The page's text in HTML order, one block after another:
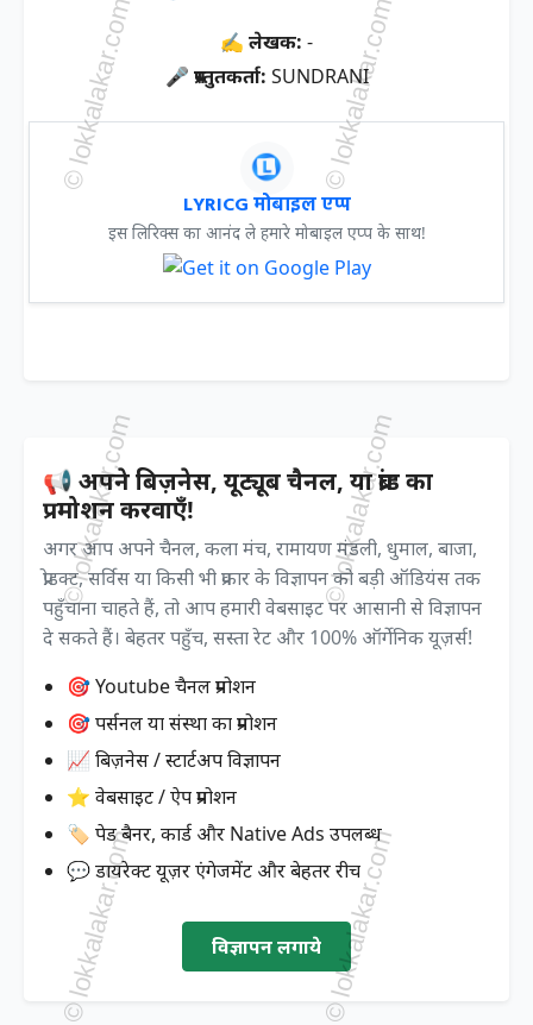
✍ लेखक: -
🎤 प्रस्तुतकर्ता: SUNDRANI
LYRICG मोबाइल एप्प
इस लिरिक्स का आनंद ले हमारे मोबाइल एप्प के साथ!
📢 अपने बिज़नेस, यूट्यूब चैनल, या ब्रांड का
प्रमोशन करवाएँ!
अगर आप अपने चैनल, कला मंच, रामायण मंडली, धुमाल, बाजा,
प्रोडक्ट, सर्विस या किसी भी प्रकार के विज्ञापन को बड़ी ऑडियंस तक
पहुँचाना चाहते हैं, तो आप हमारी वेबसाइट पर आसानी से विज्ञापन
दे सकते हैं। बेहतर पहुँच, सस्ता रेट और 100% ऑर्गेनिक यूज़र्स!
🎯 Youtube चैनल प्रमोशन
🎯 पर्सनल या संस्था का प्रमोशन
📈 बिज़नेस / स्टार्टअप विज्ञापन
⭐ वेबसाइट / ऐप प्रमोशन
🏷️ पेड बैनर, कार्ड और Native Ads उपलब्ध
💬 डायरेक्ट यूज़र एंगेजमेंट और बेहतर रीच
विज्ञापन लगाये